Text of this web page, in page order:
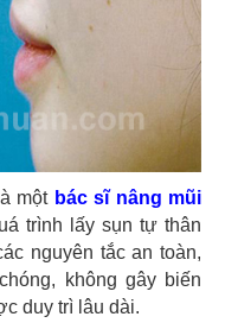
là một bác sĩ nâng mũi
trình lấy sụn tự thân
nguyên tắc an toàn,
không gây biến
duy trì lâu dài.